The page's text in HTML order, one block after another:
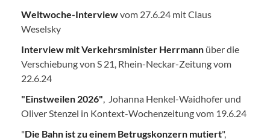
Weltwoche-Interviewvom 27.6.24 mit Claus
Weselsky
Interview mit Verkehrsminister Herrmann über die
Verschiebung von S 21, Rhein-Neckar-Zeitung vom
22.6.24
"Einstweilen 2026" , Johanna Henkel-Waidhofer und
Oliver Stenzel in Kontext-Wochenzeitung vom 19.6.24
"Die Bahn ist zu einem Betrugskonzern mutiert",